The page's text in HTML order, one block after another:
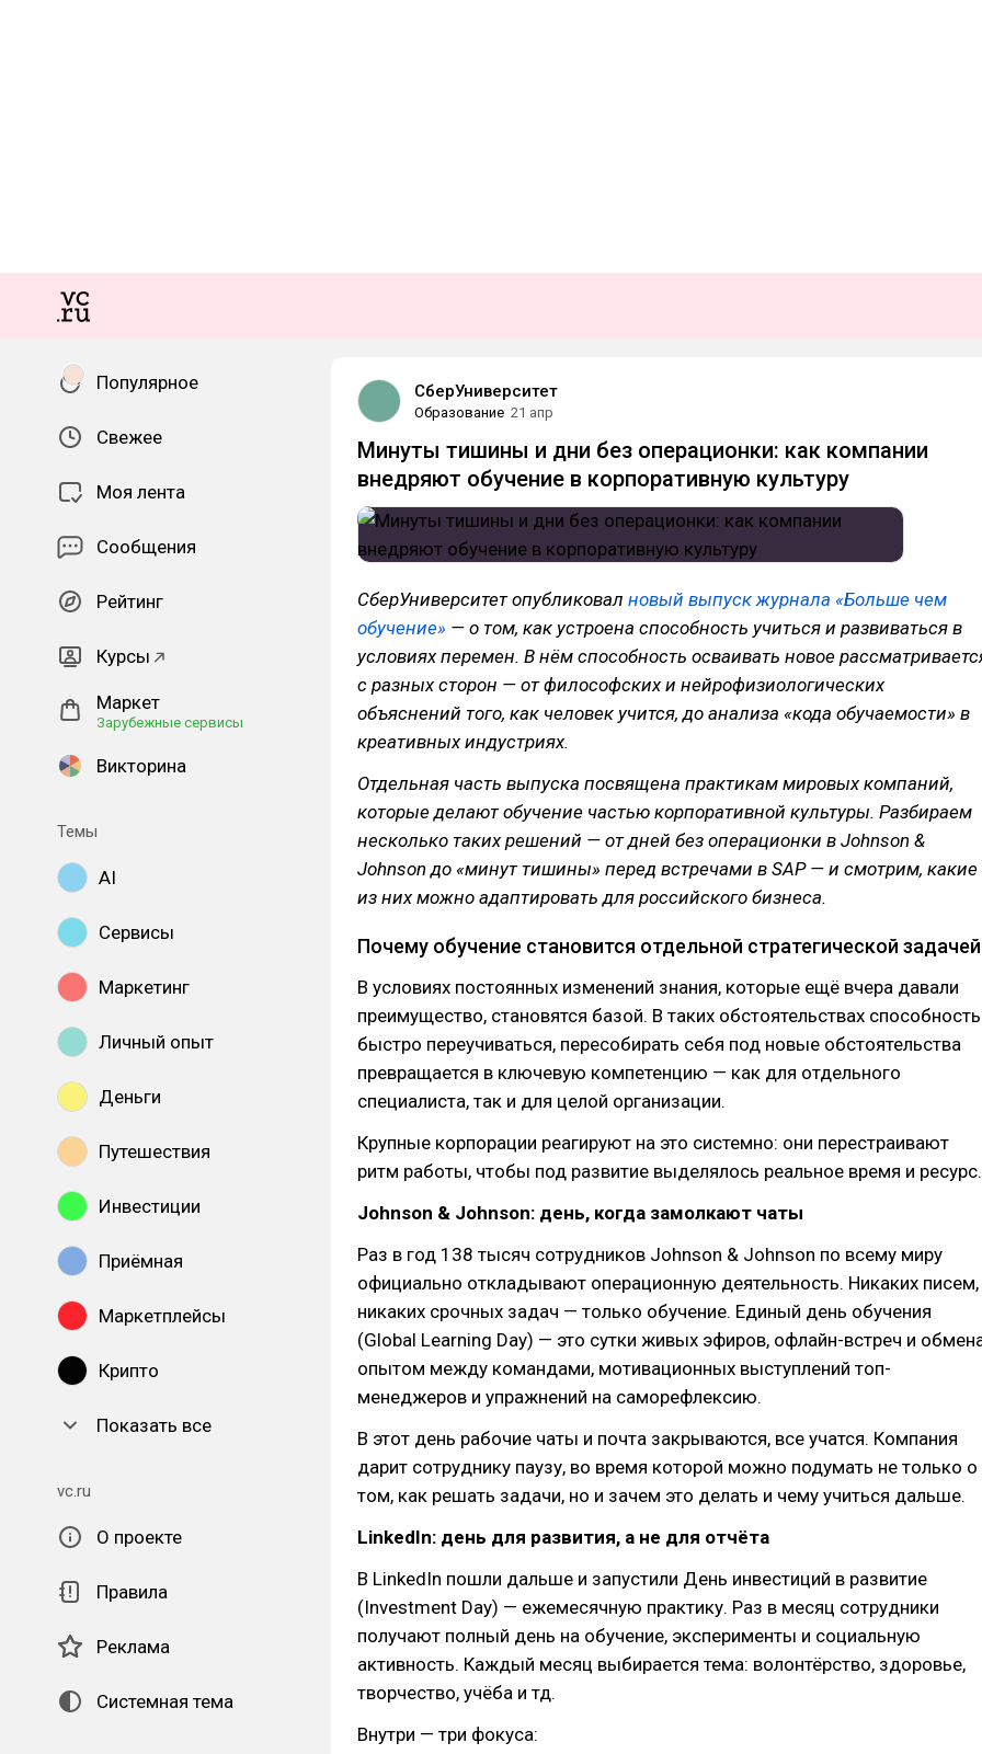
Популярное
Свежее
Моя лента
Сообщения
Рейтинг
Курсы
Маркет
Зарубежные сервисы
Викторина
Темы
AI
Сервисы
Маркетинг
Личный опыт
Деньги
Путешествия
Инвестиции
Приёмная
Маркетплейсы
Крипто
Показать все
vc.ru
О проекте
Правила
Реклама
Системная тема
СберУниверситет
Образование 21 апр
Минуты тишины и дни без операционки: как компании
внедряют обучение в корпоративную культуру
СберУниверситет опубликовал новый выпуск журнала «Больше чем
обучение» — о том, как устроена способность учиться и развиваться в
условиях перемен. В нём способность осваивать новое
с разных сторон — от философских и нейрофизиологических
объяснений того, как человек учится, до анализа «кода обучаемости» в
креативных индустриях.
Отдельная часть выпуска посвящена практикам мировых компаний,
которые делают обучение частью корпоративной культуры. Разбираем
несколько таких решений — от дней без операционки в Johnson &
Johnson до «минут тишины» перед встречами в SAP — и смотрим, какие
из них можно адаптировать для российского бизнеса.
Почему обучение становится отдельной стратегической задачей
В условиях постоянных изменений знания, которые ещё вчера давали
преимущество, становятся базой. В таких обстоятельствах способность
быстро переучиваться, пересобирать себя под новые обстоятельства
превращается в ключевую компетенцию — как для отдельного
специалиста, так и для целой организации.
Крупные корпорации реагируют на это системно: они перестраивают
ритм работы, чтобы под развитие выделялось реальное время и ресурс.
Johnson & Johnson: день, когда замолкают чаты
Раз в год 138 тысяч сотрудников Johnson & Johnson по всему миру
официально откладывают операционную деятельность. Никаких писем,
никаких срочных задач — только обучение. Единый день обучения
(Global Learning Day) — это сутки живых эфиров, офлайн-встреч и
опытом между командами, мотивационных выступлений топ-
менеджеров и упражнений на саморефлексию.
В этот день рабочие чаты и почта закрываются, все учатся. Компания
дарит сотруднику паузу, во время которой можно подумать не только о
том, как решать задачи, но и зачем это делать и чему учиться дальше.
LinkedIn: день для развития, а не для отчёта
В LinkedIn пошли дальше и запустили День инвестиций в развитие
(Investment Day) — ежемесячную практику. Раз в месяц сотрудники
получают полный день на обучение, эксперименты и социальную
активность. Каждый месяц выбирается тема: волонтёрство, здоровье,
творчество, учёба и тд.
Внутри — три фокуса: